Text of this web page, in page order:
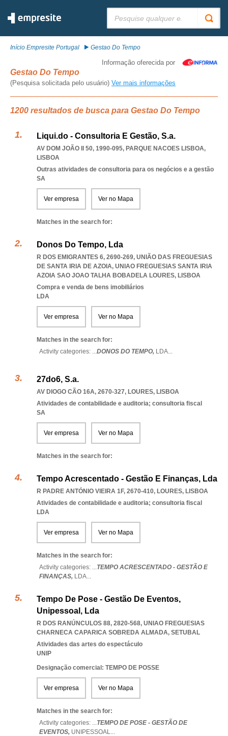
Início Empresite Portugal Gestao Do Tempo
Informação oferecida por
Gestao Do Tempo
(Pesquisa solicitada pelo usuário) Ver mais informações
1200 resultados de busca para Gestao Do Tempo
Liqui.do - Consultoria E Gestão, S.a.
AV DOM JOÃO II 50, 1990-095, PARQUE NACOES LISBOA,
LISBOA
Outras atividades de consultoria para os negócios e a gestão
SA
Ver empresa Ver no Mapa
Matches in the search for:
Donos Do Tempo, Lda
R DOS EMIGRANTES 6, 2690-269, UNIÃO DAS FREGUESIAS
DE SANTA IRIA DE AZOIA, UNIAO FREGUESIAS SANTA IRIA
AZOIA SAO JOAO TALHA BOBADELA LOURES, LISBOA
Compra e venda de bens imobiliários
LDA
Ver empresa Ver no Mapa
Matches in the search for:
Activity categories: ...DONOS DO TEMPO, LDA...
27do6, S.a.
AV DIOGO CÃO 16A, 2670-327, LOURES, LISBOA
Atividades de contabilidade e auditoria; consultoria fiscal
SA
Ver empresa Ver no Mapa
Matches in the search for:
Tempo Acrescentado - Gestão E Finanças, Lda
R PADRE ANTÓNIO VIEIRA 1F, 2670-410, LOURES, LISBOA
Atividades de contabilidade e auditoria; consultoria fiscal
LDA
Ver empresa Ver no Mapa
Matches in the search for:
Activity categories: ...TEMPO ACRESCENTADO - GESTÃO E
FINANÇAS, LDA...
Tempo De Pose - Gestão De Eventos,
Unipessoal, Lda
R DOS RANÚNCULOS 88, 2820-568, UNIAO FREGUESIAS
CHARNECA CAPARICA SOBREDA ALMADA, SETUBAL
Atividades das artes do espectáculo
UNIP
Designação comercial: TEMPO DE POSSE
Ver empresa Ver no Mapa
Matches in the search for:
Activity categories: ...TEMPO DE POSE - GESTÃO DE
EVENTOS, UNIPESSOAL...